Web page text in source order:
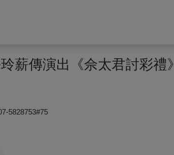
薪傳演出《佘太君討彩禮》
5828753#75